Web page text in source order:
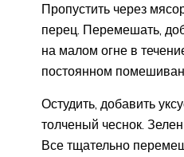
Пропустить через
перец. Перемешать,
на малом огне в
постоянном
Остудить, добавить
толченый чеснок.
Все тщательно